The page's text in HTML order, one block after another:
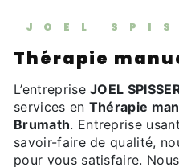
JOEL
Thérapie
L’entrepriseJOEL
services en Thérapie
Brumath. Entreprise
savoir-faire de qualité,
pour vous satisfaire.